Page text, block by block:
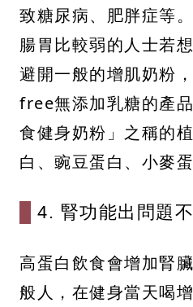
致糖尿病、肥胖症等
腸胃比較弱的人士若
避開一般的增肌奶粉
free無添加乳糖的產
食健身奶粉」之稱的
白、豌豆蛋白、小麥蛋
4. 腎功能出問題
高蛋白飲食會增加腎
般人，在健身當天喝